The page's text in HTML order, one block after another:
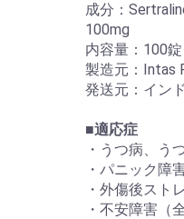
成分：
100mg
内容量：100錠
製造元：Intas
発送元：インド
■適応症
・うつ病、う
・パニック障
・外傷後スト
・不安障害（